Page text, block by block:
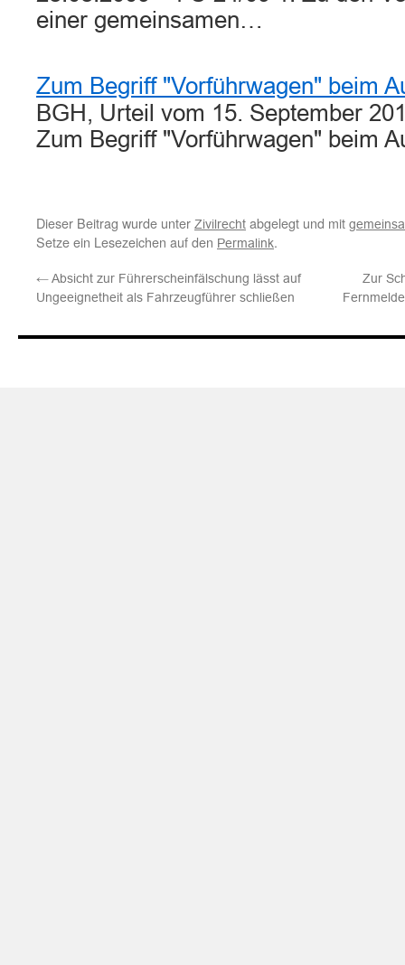
einer gemeinsamen…
Zum Begriff "Vorführwagen" beim
BGH, Urteil vom 15. September
Zum Begriff "Vorführwagen" beim
Dieser Beitrag wurde unter Zivilrecht abgelegt und mit
Setze ein Lesezeichen auf den Permalink.
←Absicht zur Führerscheinfälschung lässt auf
Ungeeignetheit als Fahrzeugführer schließen
Zur